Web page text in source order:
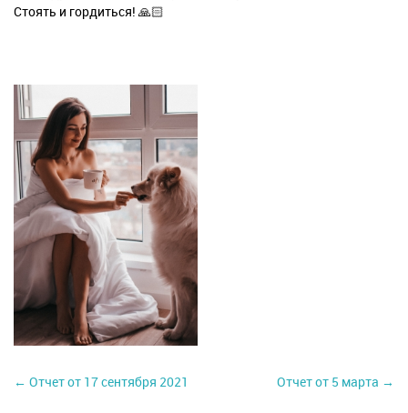
Стоять и гордиться! 🙏🏻
← Отчет от 17 сентября 2021 Отчет от 5 марта →